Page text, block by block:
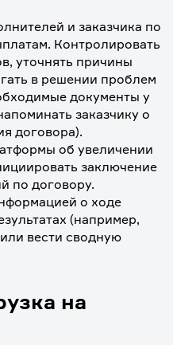
и заказчика по
Контролировать
уточнять причины
в решении проблем
документы у
заказчику о
договора).
об увеличении
заключение
по договору.
о ходе
(например,
вести сводную
на